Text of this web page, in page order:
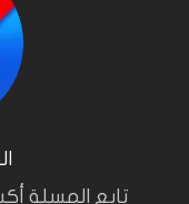
تابع المسلة